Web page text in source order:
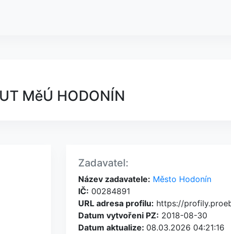
MěÚ HODONÍN
Zadavatel:
Název zadavatele: Město Hodonín
IČ: 00284891
URL adresa profilu: https://
Datum vytvořeni PZ: 2018-08-30
Datum aktualize: 08.03.2026 04:21:16